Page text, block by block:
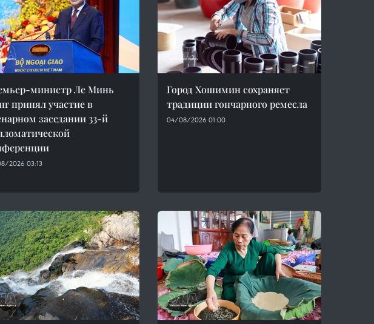
министр Ле Минь
принял участие в
заседании 33-й
2026 03:13
Город Хошимин сохраняет
традиции гончарного ремесла
04/08/2026 01:00